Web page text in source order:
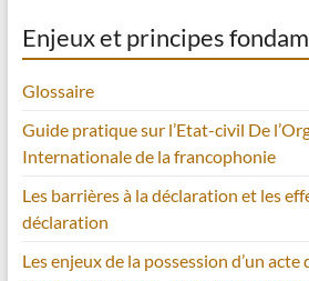
Enjeux et principes
Glossaire
Guide pratique sur l’Etat-civil De
Internationale de la francophonie
Les barrières à la déclaration et les
déclaration
Les enjeux de la possession d’un acte